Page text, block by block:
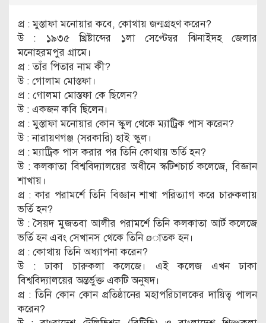
প্র : মুস্তাফা মনোয়ার কবে, কোথায় জন্মগ্রহণ করেন?
উ : ১৯৩৫ খ্রিষ্টাব্দের ১লা সেপ্টেম্বর ঝিনাইদহ জেলার
মনোহরমপুর গ্রামে।
প্র : তাঁর পিতার নাম কী?
উ : গোলাম মোস্তফা।
প্র : গোলমা মোস্তফা কে ছিলেন?
উ : একজন কবি ছিলেন।
প্র : মুস্তাফা মনোয়ার কোন স্কুল থেকে ম্যাট্রিক পাস করেন?
উ : নারায়ণগঞ্জ (সরকারি) হাই স্কুল।
প্র : ম্যাট্রিক পাস করার পর তিনি কোথায় ভর্তি হন?
উ : কলকাতা বিশ্ববিদ্যালয়ের অধীনে স্কটিশচার্চ কলেজে, বিজ্ঞান
শাখায়।
প্র : কার পরামর্শে তিনি বিজ্ঞান শাখা পরিত্যাগ করে চারুকলায়
ভর্তি হন?
উ : সৈয়দ মুজতবা আলীর পরামর্শে তিনি কলকাতা আর্ট কলেজে
ভর্তি হন এবং সেখানস থেকে তিনি øাতক হন।
প্র : কোথায় তিনি অধ্যাপনা করেন?
উ : ঢাকা চারুকলা কলেজে। এই কলেজ এখন ঢাকা
বিশ্ববিদ্যালয়ের অন্তর্ভুক্ত একটি অনুষদ।
প্র : তিনি কোন কোন প্রতিষ্ঠানের মহাপরিচালকের দায়িত্ব পালন
করেন?